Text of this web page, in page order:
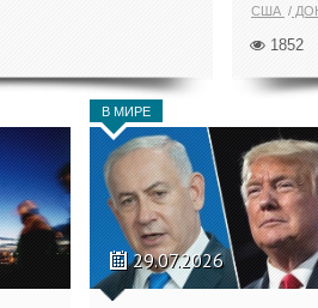
США
1852
В МИРЕ
29.07.2026